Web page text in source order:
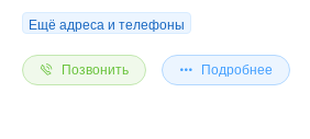
Ещё адреса и телефоны
Позвонить Подробнее